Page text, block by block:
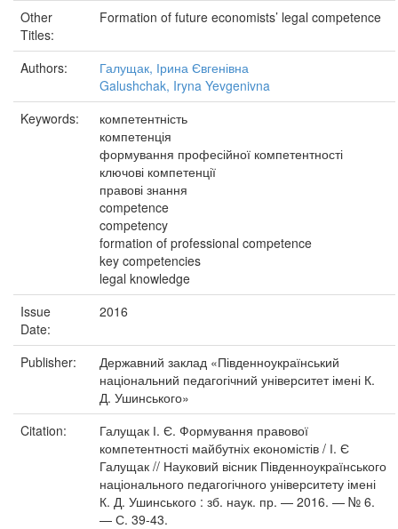
Other
Titles:
Formation of future economists’ legal competence
Authors:
Галущак, Ірина Євгенівна
Galushchak, Iryna Yevgenivna
Keywords:
компетентність
компетенція
формування професійної компетентності
ключові компетенції
правові знання
competence
competency
formation of professional competence
key competencies
legal knowledge
Issue
Date:
2016
Publisher:
Державний заклад «Південноукраїнський
національний педагогічний університет імені К.
Д. Ушинського»
Citation:
Галущак І. Є. Формування правової
компетентності майбутніх економістів / І. Є
Галущак // Науковий вісник Південноукраїнського
національного педагогічного університету імені
К. Д. Ушинського : зб. наук. пр. — 2016. — № 6.
— С. 39-43.